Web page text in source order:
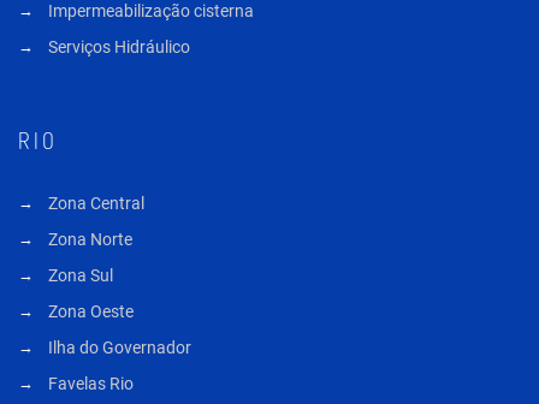
Impermeabilização cisterna
Serviços Hidráulico
RIO
Zona Central
Zona Norte
Zona Sul
Zona Oeste
Ilha do Governador
Favelas Rio